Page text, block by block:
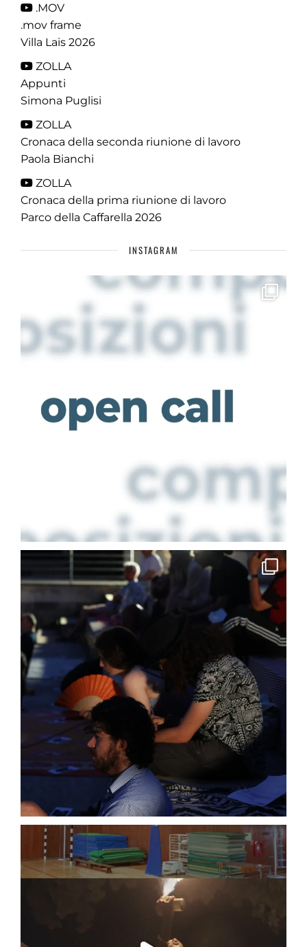
.MOV
.mov frame
Villa Lais 2026
ZOLLA
Appunti
Simona Puglisi
ZOLLA
Cronaca della seconda riunione di lavoro
Paola Bianchi
ZOLLA
Cronaca della prima riunione di lavoro
Parco della Caffarella 2026
INSTAGRAM